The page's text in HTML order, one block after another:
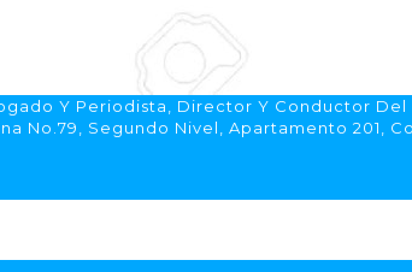
Y Periodista, Director Y Conductor
No.79, Segundo Nivel, Apartamento 201,